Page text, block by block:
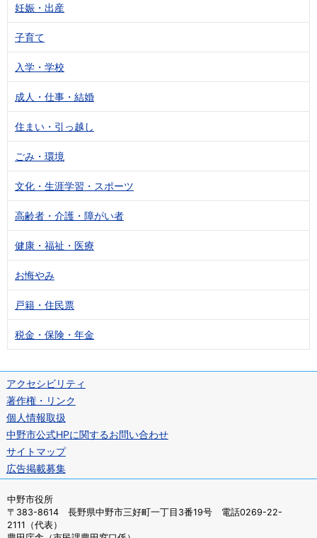
妊娠・出産
子育て
入学・学校
成人・仕事・結婚
住まい・引っ越し
ごみ・環境
文化・生涯学習・スポーツ
高齢者・介護・障がい者
健康・福祉・医療
お悔やみ
戸籍・住民票
税金・保険・年金
アクセシビリティ
著作権・リンク
個人情報取扱
中野市公式HPに関するお問い合わせ
サイトマップ
広告掲載募集
中野市役所
〒383-8614 長野県中野市三好町一丁目3番19号 電話0269-22-
2111（代表）